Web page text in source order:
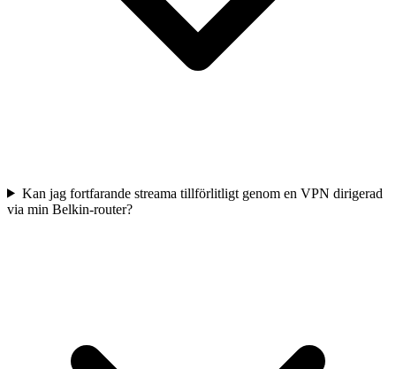
Kan jag fortfarande streama tillförlitligt genom en VPN dirigerad
via min Belkin-router?